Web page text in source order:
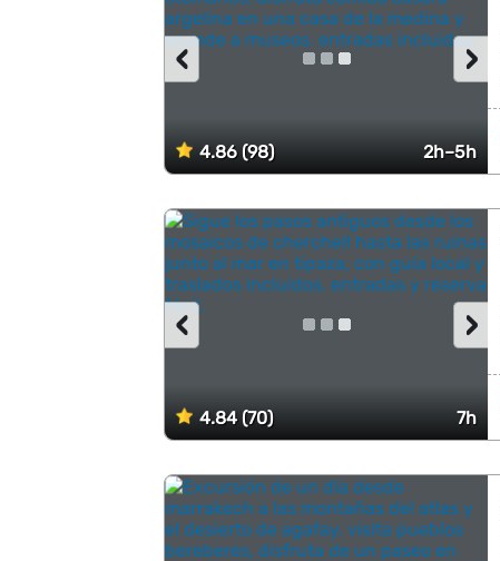
4.86 (98) 2h–5h
›
‹
4.84 (70) 7h
›
‹